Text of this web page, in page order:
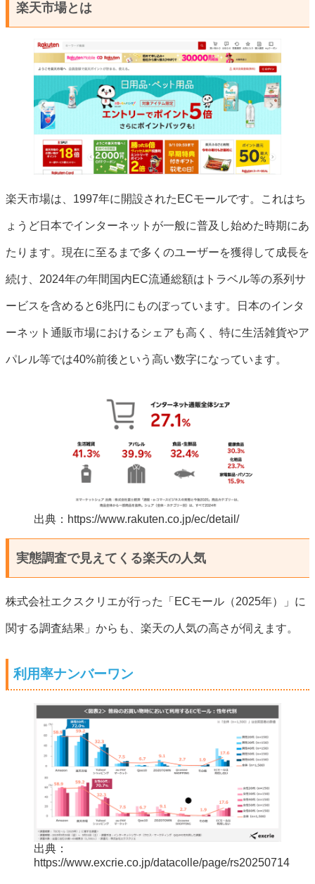
楽天市場とは
楽天市場は、1997年に開設されたECモールです。これはち
ょうど日本でインターネットが一般に普及し始めた時期にあ
たります。現在に至るまで多くのユーザーを獲得して成長を
続け、2024年の年間国内EC流通総額はトラベル等の系列サ
ービスを含めると6兆円にものぼっています。日本のインタ
ーネット通販市場におけるシェアも高く、特に生活雑貨やア
パレル等では40%前後という高い数字になっています。
出典：https://www.rakuten.co.jp/ec/detail/
実態調査で見えてくる楽天の人気
株式会社エクスクリエが行った「ECモール（2025年）」に
関する調査結果」からも、楽天の人気の高さが伺えます。
利用率ナンバーワン
出典：
https://www.excrie.co.jp/datacolle/page/rs20250714